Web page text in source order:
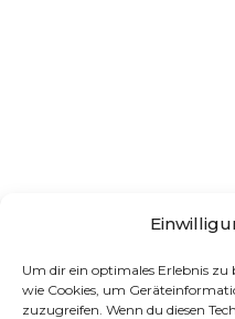
Um dir ein optimales Erlebnis zu
wie Cookies, um
zuzugreifen. Wenn du diesen